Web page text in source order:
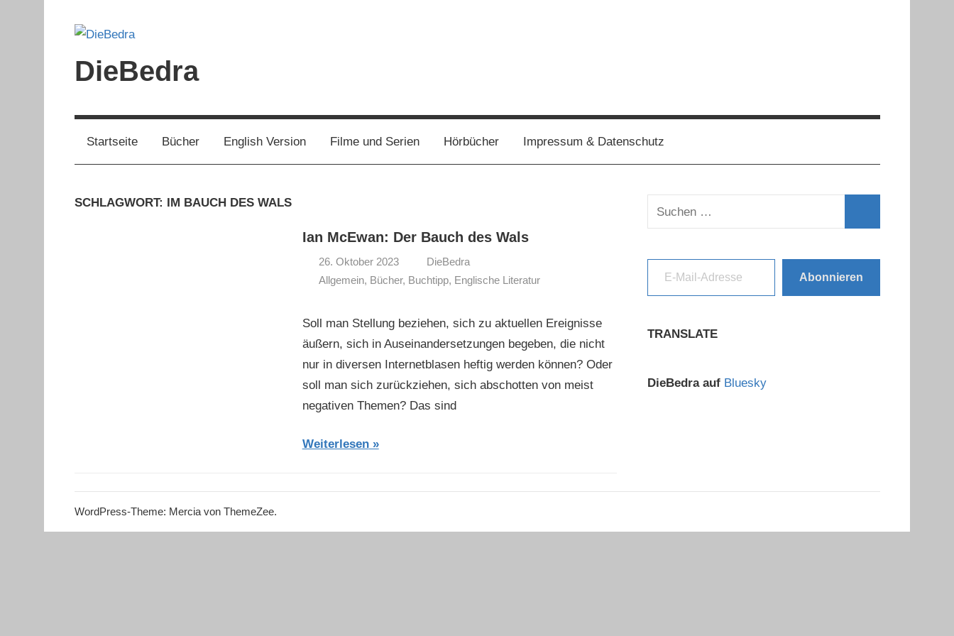
DieBedra
Startseite Bücher English Version Filme und Serien Hörbücher Impressum & Datenschutz
SCHLAGWORT: IM BAUCH DES WALS
Ian McEwan: Der Bauch des Wals
26. Oktober 2023
DieBedra
Allgemein, Bücher, Buchtipp, Englische Literatur
Soll man Stellung beziehen, sich zu aktuellen Ereignisse
äußern, sich in Auseinandersetzungen begeben, die nicht
nur in diversen Internetblasen heftig werden können? Oder
soll man sich zurückziehen, sich abschotten von meist
negativen Themen? Das sind
Weiterlesen
Suchen
nach:
E-Mail-Adresse
Abonnieren
TRANSLATE
DieBedra auf Bluesky
WordPress-Theme: Mercia von ThemeZee.